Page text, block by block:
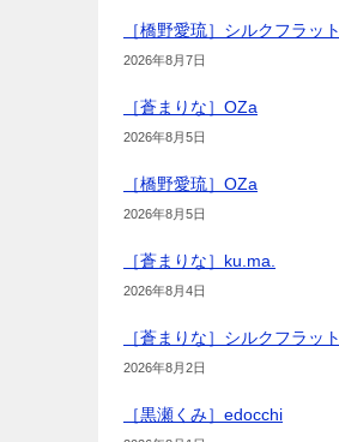
［橋野愛琉］シルクフラット
2026年8月7日
［蒼まりな］OZa
2026年8月5日
［橋野愛琉］OZa
2026年8月5日
［蒼まりな］ku.ma.
2026年8月4日
［蒼まりな］シルクフラット
2026年8月2日
［黒瀬くみ］edocchi